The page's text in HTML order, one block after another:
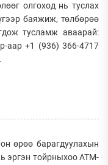
олгоход нь туслах
баяжиж, төлбөрөө
тусламж аваарай:
аар +1 (936) 366-4717
өрөө барагдуулахын
эргэн тойрныхоо АТМ-